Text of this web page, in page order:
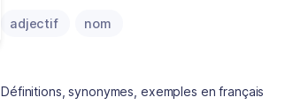
adjectif nom
Définitions, synonymes, exemples en français